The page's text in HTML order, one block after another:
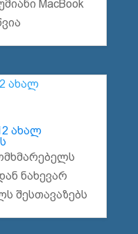
MacBook
ახალ
ნახევარ
შესთავაზებს